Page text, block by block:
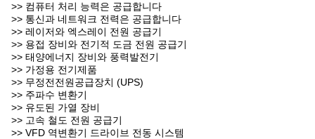
>> 컴퓨터 처리 능력은 공급합니다
>> 통신과 네트워크 전력은 공급합니다
>> 레이저와 엑스레이 전원 공급기
>> 용접 장비와 전기적 도금 전원 공급기
>> 태양에너지 장비와 풍력발전기
>> 가정용 전기제품
>> 무정전전원공급장치 (UPS)
>> 주파수 변환기
>> 유도된 가열 장비
>> 고속 철도 전원 공급기
>> VFD 역변환기 드라이브 전동 시스템